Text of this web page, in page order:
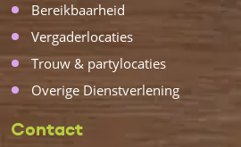
Bereikbaarheid
Vergaderlocaties
Trouw & partylocaties
Overige Dienstverlening
Contact